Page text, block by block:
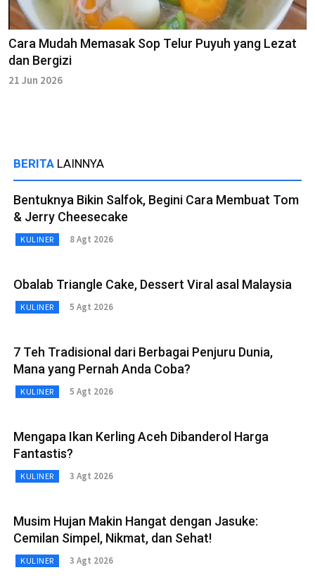
Cara Mudah Memasak Sop Telur Puyuh yang Lezat
dan Bergizi
21 Jun 2026
BERITA LAINNYA
Bentuknya Bikin Salfok, Begini Cara Membuat Tom
& Jerry Cheesecake
KULINER 8 Agt 2026
Obalab Triangle Cake, Dessert Viral asal Malaysia
KULINER 5 Agt 2026
7 Teh Tradisional dari Berbagai Penjuru Dunia,
Mana yang Pernah Anda Coba?
KULINER 5 Agt 2026
Mengapa Ikan Kerling Aceh Dibanderol Harga
Fantastis?
KULINER 3 Agt 2026
Musim Hujan Makin Hangat dengan Jasuke:
Cemilan Simpel, Nikmat, dan Sehat!
KULINER 3 Agt 2026